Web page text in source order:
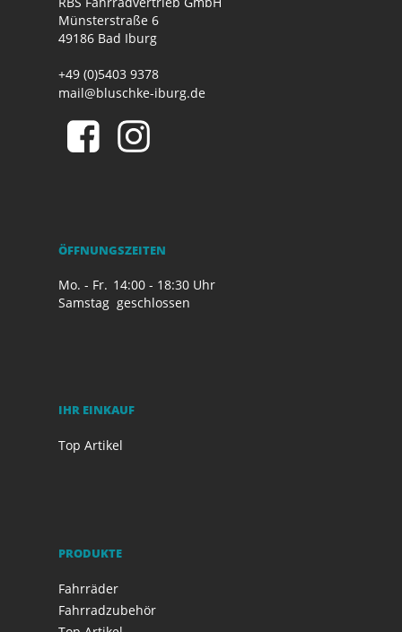
Münsterstraße 6
49186 Bad Iburg
+49 (0)5403 9378
mail@bluschke-iburg.de
ÖFFNUNGSZEITEN
Mo. - Fr. 14:00 - 18:30 Uhr
Samstag geschlossen
IHR EINKAUF
Top Artikel
PRODUKTE
Fahrräder
Fahrradzubehör